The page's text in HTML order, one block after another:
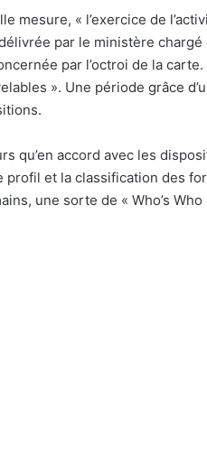
mesure, « l’exercice de
par le ministère chargé
par l’octroi de la
». Une période grâce
qu’en accord avec les
profil et la classification des
une sorte de « Who’s